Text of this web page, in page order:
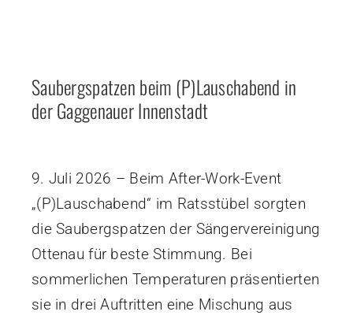
Saubergspatzen beim (P)Lauschabend in
der Gaggenauer Innenstadt
9. Juli 2026 – Beim After-Work-Event
„(P)Lauschabend“ im Ratsstübel sorgten
die Saubergspatzen der Sängervereinigung
Ottenau für beste Stimmung. Bei
sommerlichen Temperaturen präsentierten
sie in drei Auftritten eine Mischung aus